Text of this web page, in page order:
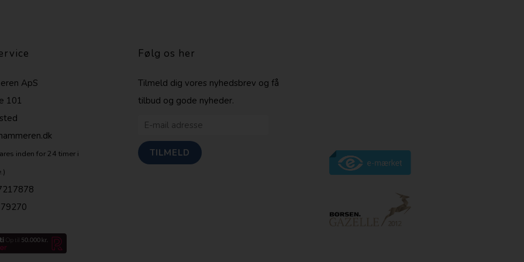
ApS
101
inden for 24 timer i
Følg os her
Tilmeld dig vores nyhedsbrev og få
tilbud og gode nyheder.